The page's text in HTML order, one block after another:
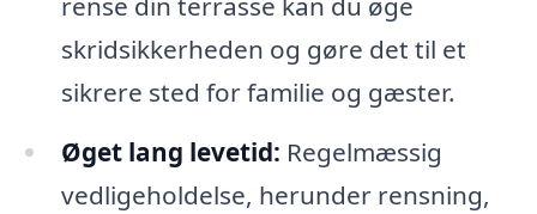
skridsikkerheden og gøre det til et
sikrere sted for familie og gæster.
Øget lang levetid: Regelmæssig
vedligeholdelse, herunder rensning,